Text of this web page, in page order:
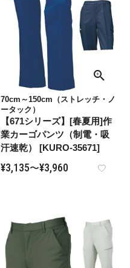
70cm～150cm（ストレッチ・ノ
ータック）
【671シリーズ】[春夏用]作
業カーゴパンツ（制電・吸
汗速乾） [KURO-35671]
¥3,135〜¥3,960